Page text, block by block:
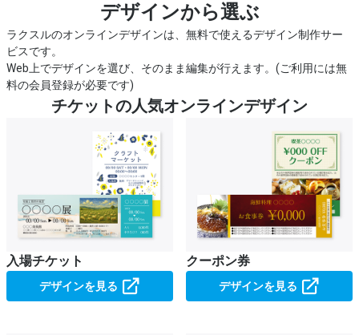
デザインから選ぶ
ラクスルのオンラインデザインは、無料で使えるデザイン制作サー
ビスです。
Web上でデザインを選び、そのまま編集が行えます。(ご利用には無
料の会員登録が必要です)
チケットの人気オンラインデザイン
入場チケット
デザインを見る
クーポン券
デザインを見る